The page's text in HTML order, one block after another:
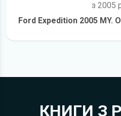
з 2005
Ford Expedition 2005 MY.
КНИГИ З